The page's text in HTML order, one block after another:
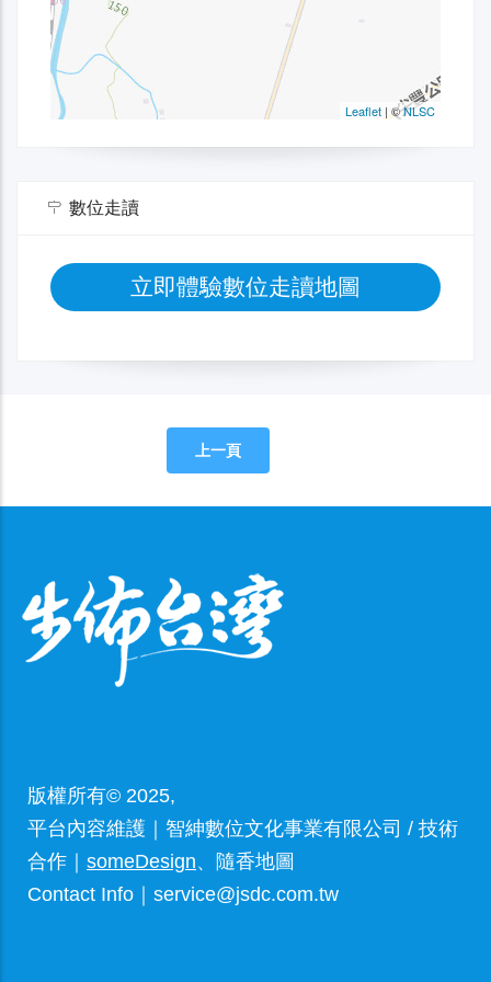
數位走讀
立即體驗數位走讀地圖
上一頁
版權所有© 2025,
平台內容維護｜智紳數位文化事業有限公司 / 技術
合作｜ someDesign、隨香地圖
Contact Info｜service@jsdc.com.tw